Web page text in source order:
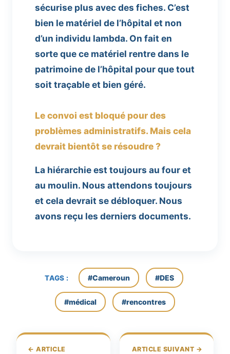
sécurise plus avec des fiches. C’est
bien le matériel de l’hôpital et non
d’un individu lambda. On fait en
sorte que ce matériel rentre dans le
patrimoine de l’hôpital pour que tout
soit traçable et bien géré.
Le convoi est bloqué pour des
problèmes administratifs. Mais cela
devrait bientôt se résoudre ?
La hiérarchie est toujours au four et
au moulin. Nous attendons toujours
et cela devrait se débloquer. Nous
avons reçu les derniers documents.
TAGS : #Cameroun #DES
#médical #rencontres
← ARTICLE
ARTICLE SUIVANT →